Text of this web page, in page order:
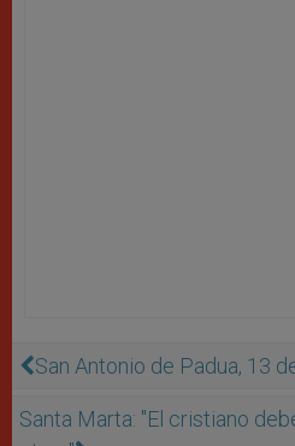
San Antonio de Padua, 13
Santa Marta: "El cristiano